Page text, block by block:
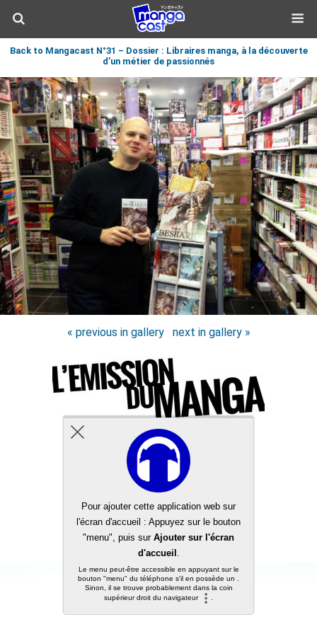
Back to Mangacast N°31 – Dossier : Libraires manga, à la découverte
d’un métier de passionnés
« previous in gallery next in gallery »
Back to top